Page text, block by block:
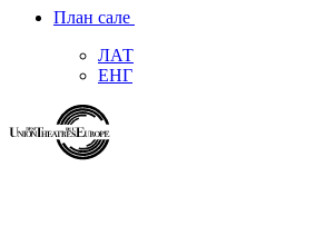
План сале
ЛАТ
ЕНГ